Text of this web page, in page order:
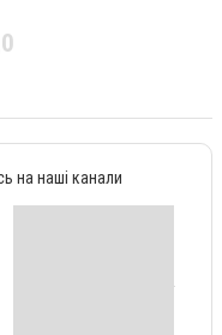
на наші канали